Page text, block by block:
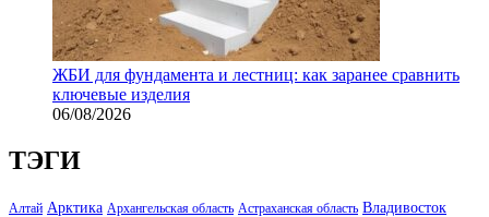
ЖБИ для фундамента и лестниц: как заранее сравнить
ключевые изделия
06/08/2026
ТЭГИ
Алтай Арктика Архангельская область Астраханская область Владивосток